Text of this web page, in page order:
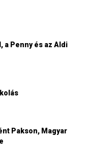
a Penny és az Aldi
Pakson, Magyar